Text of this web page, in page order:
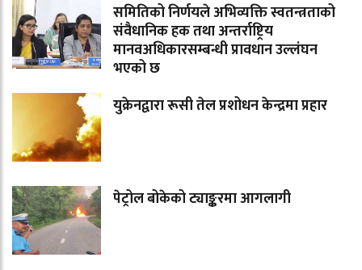
समितिको निर्णयले अभिव्यक्ति स्वतन्त्रताको
संवैधानिक हक तथा अन्तर्राष्ट्रिय
मानवअधिकारसम्बन्धी प्रावधान उल्लंघन
भएको छ
युक्रेनद्वारा रूसी तेल प्रशोधन केन्द्रमा प्रहार
पेट्रोल बोकेको ट्याङ्करमा आगलागी